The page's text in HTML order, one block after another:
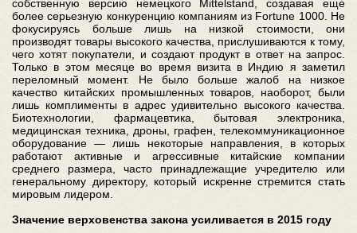
собственную версию немецкого Mittelstand, создавая еще
более серьезную конкуренцию компаниям из Fortune 1000. Не
фокусируясь больше лишь на низкой стоимости, они
производят товары высокого качества, прислушиваются к тому,
чего хотят покупатели, и создают продукт в ответ на запрос.
Только в этом месяце во время визита в Индию я заметил
переломный момент. Не было больше жалоб на низкое
качество китайских промышленных товаров, наоборот, были
лишь комплименты в адрес удивительно высокого качества.
Биотехнологии, фармацевтика, бытовая электроника,
медицинская техника, дроны, графен, телекоммуникационное
оборудование — лишь некоторые направления, в которых
работают активные и агрессивные китайские компании
среднего размера, часто принадлежащие учредителю или
генеральному директору, который искренне стремится стать
мировым лидером.
Значение верховенства закона усиливается в 2015 году